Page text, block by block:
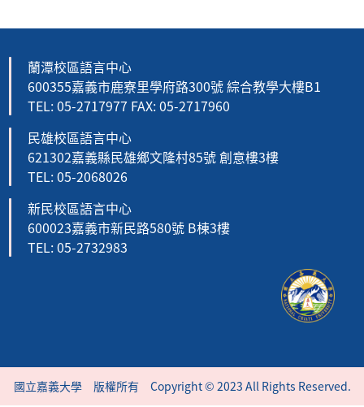
蘭潭校區語言中心
600355嘉義市鹿寮里學府路300號 綜合教學大樓B1
TEL: 05-2717977 FAX: 05-2717960
民雄校區語言中心
621302嘉義縣民雄鄉文隆村85號 創意樓3樓
TEL: 05-2068026
新民校區語言中心
600023嘉義市新民路580號 B棟3樓
TEL: 05-2732983
國立嘉義大學 版權所有 Copyright © 2023 All Rights Reserved.